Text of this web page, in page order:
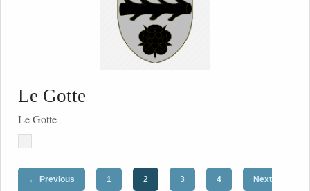
Le Gotte
Le Gotte
← Previous 1 2 3 4 Next